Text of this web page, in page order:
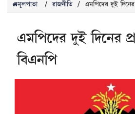
মূলপাতা / রাজনীতি / এমপিদের দুই
এমপিদের দুই দিনের
বিএনপি